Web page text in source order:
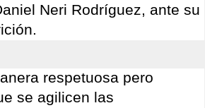
Neri Rodríguez, ante su
respetuosa pero
se agilicen las